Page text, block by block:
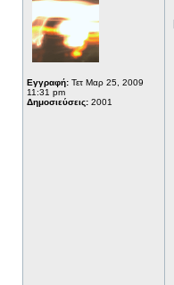
Εγγραφή: Τετ Μαρ 25, 2009
11:31 pm
Δημοσιεύσεις: 2001